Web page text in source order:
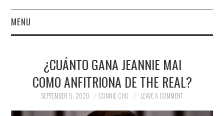
MENU
FINANCE¿CUÁNTO GANA JEANNIE MAI
COMO ANFITRIONA DE THE REAL?
SEPTEMBER 5, 2020 CONNIE CHU LEAVE A COMMENT